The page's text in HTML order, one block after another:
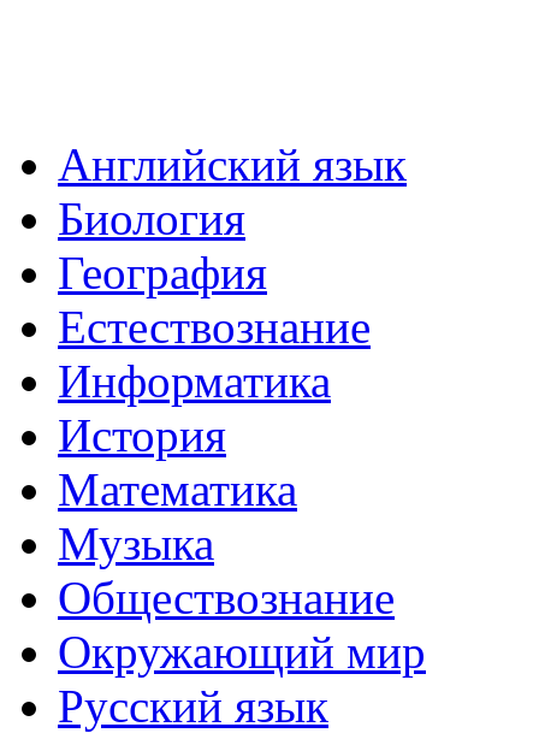
Английский язык
Биология
География
Естествознание
Информатика
История
Математика
Музыка
Обществознание
Окружающий мир
Русский язык